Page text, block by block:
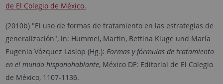
de El Colegio de México.
(2010b) "El uso de formas de tratamiento en las estrategias de
generalización", in: Hummel, Martin, Bettina Kluge und María
Eugenia Vázquez Laslop (Hg.): Formas y fórmulas de tratamiento
en el mundo hispanohablante, México DF: Editorial de El Colegio
de México, 1107-1136.